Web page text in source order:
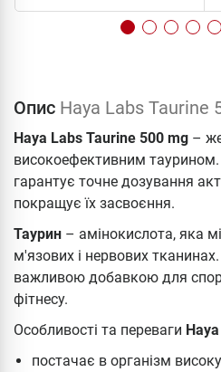
Опис Haya Labs Taurine
Haya Labs Taurine 500 mg –
високоефективним
гарантує точне дозування
покращує їх засвоєння.
Таурин – амінокислота, яка
м'язових і нервових
важливою добавкою для
фітнесу.
Особливості та переваги
постачає в організм